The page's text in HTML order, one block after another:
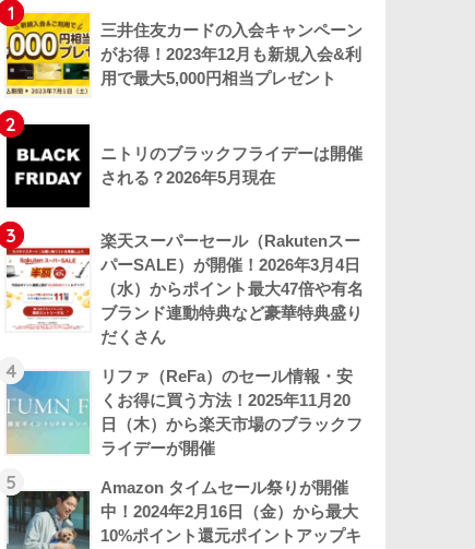
1
三井住友カードの入会キャンペーン
がお得！2023年12月も新規入会&利
用で最大5,000円相当プレゼント
2
ニトリのブラックフライデーは開催
される？2026年5月現在
3
楽天スーパーセール（Rakutenスー
パーSALE）が開催！2026年3月4日
（水）からポイント最大47倍や有名
ブランド連動特典など豪華特典盛り
だくさん
4
リファ（ReFa）のセール情報・安
くお得に買う方法！2025年11月20
日（木）から楽天市場のブラックフ
ライデーが開催
5
Amazon タイムセール祭りが開催
中！2024年2月16日（金）から最大
10%ポイント還元ポイントアップキ